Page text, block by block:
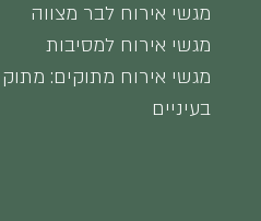
מגשי אירוח לבר מצווה
מגשי אירוח למסיבות
מגשי אירוח מתוקים: מתוק
בעיניים